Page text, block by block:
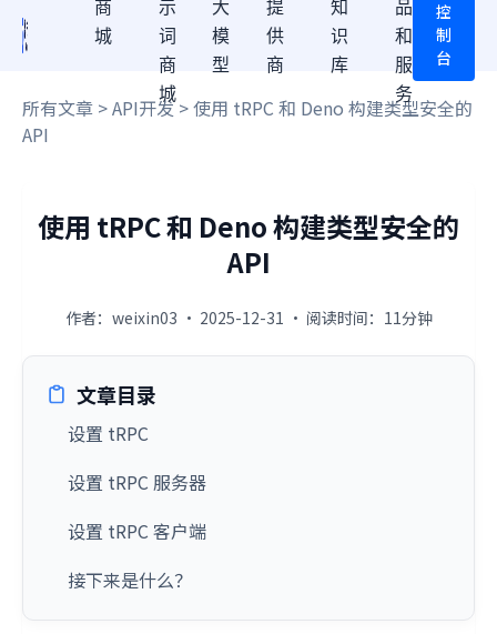
商
城
示
词
商
城
大
模
型
提
供
商
知
识
库
品
和
服
务
控
制
台
所有文章 >API开发> 使用 tRPC 和 Deno 构建类型安全的
API
使用 tRPC 和 Deno 构建类型安全的
API
作者：weixin03 · 2025-12-31 · 阅读时间：11分钟
文章目录
设置 tRPC
设置 tRPC 服务器
设置 tRPC 客户端
接下来是什么？